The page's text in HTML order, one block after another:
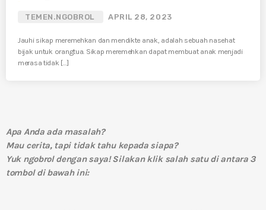
TEMEN.NGOBROL APRIL 28, 2023
Jauhi sikap meremehkan dan mendikte anak, adalah sebuah nasehat
bijak untuk orangtua. Sikap meremehkan dapat membuat anak menjadi
merasa tidak […]
Apa Anda ada masalah?
Mau cerita, tapi tidak tahu kepada siapa?
Yuk ngobrol dengan saya! Silakan klik salah satu di antara 3
tombol di bawah ini: